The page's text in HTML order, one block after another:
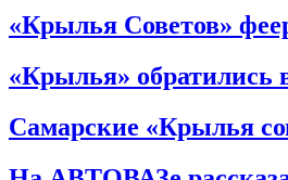
«Крылья Советов»
«Крылья» обратились
Самарские «Крылья